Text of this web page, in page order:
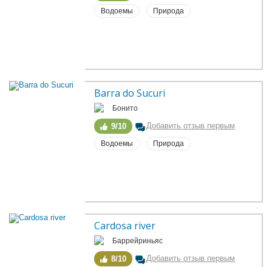
Водоемы Природа
Barra do Sucuri
Бонито
9/10 Добавить отзыв первым
Водоемы Природа
Cardosa river
Баррейриньяс
8/10 Добавить отзыв первым